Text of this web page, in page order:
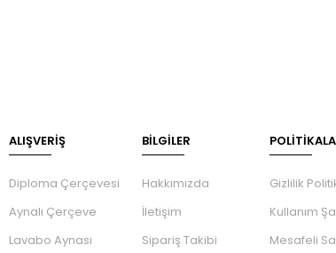
ALIŞVERİŞ
Diploma Çerçevesi
Aynalı Çerçeve
Lavabo Aynası
BILGILER
Hakkımızda
İletişim
Sipariş Takibi
Gizlilik
Kullanım
Mesafeli